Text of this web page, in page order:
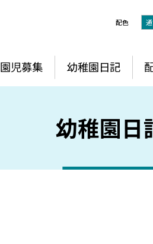
配色
園児募集 幼稚園日記
幼稚園日